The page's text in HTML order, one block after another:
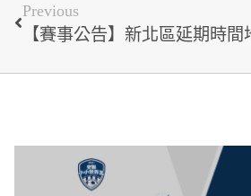
Previous
【賽事公告】新北區延期時間